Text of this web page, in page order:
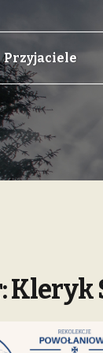
Przyjaciele
Kleryk